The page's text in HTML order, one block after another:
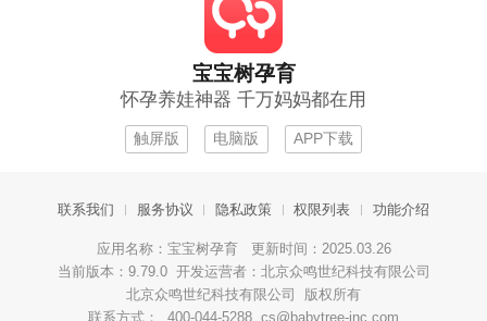
宝宝树孕育
怀孕养娃神器 千万妈妈都在用
触屏版 电脑版 APP下载
联系我们 服务协议 隐私政策 权限列表 功能介绍
应用名称：宝宝树孕育 更新时间：2025.03.26
当前版本：9.79.0 开发运营者：北京众鸣世纪科技有限公司
北京众鸣世纪科技有限公司 版权所有
联系方式： 400-044-5288 cs@babytree-inc.com